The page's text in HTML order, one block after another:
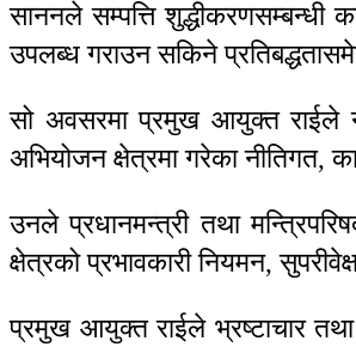
साननले सम्पत्ति
उपलब्ध गराउन सकिने
सो अवसरमा प्रमुख आयुक्त राईले
अभियोजन क्षेत्रमा गरेका नीतिगत,
उनले प्रधानमन्त्री तथा
क्षेत्रको प्रभावकारी नियमन,
प्रमुख आयुक्त राईले भ्रष्टाचार तथा